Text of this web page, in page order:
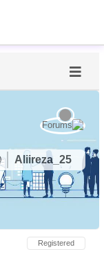
Aliireza_25
@aliireza_25
Registered